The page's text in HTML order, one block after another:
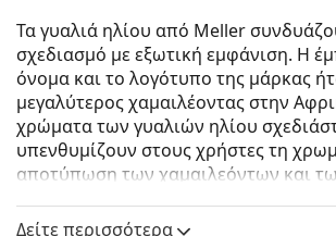
Τα γυαλιά ηλίου από Meller
σχεδιασμό με εξωτική εμφάνιση. Η
όνομα και το λογότυπο της μάρκας
μεγαλύτερος χαμαιλέοντας στην
χρώματα των γυαλιών ηλίου
υπενθυμίζουν στους χρήστες τη
αποτύπωση των χαμαιλεόντων και
δημιουργικότητα και η πρωτοτυπία
Δείτε περισσότερα